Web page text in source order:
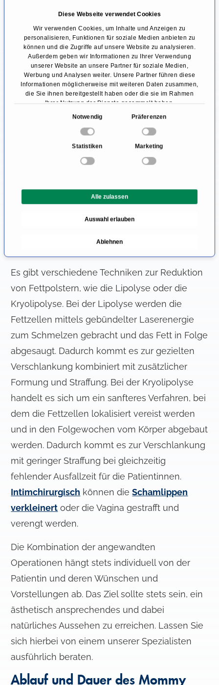
Diese Webseite verwendet Cookies
Wir verwenden Cookies, um Inhalte und Anzeigen zu
personalisieren, Funktionen für soziale Medien anbieten zu
können und die Zugriffe auf unsere Website zu analysieren.
Außerdem geben wir Informationen zu Ihrer Verwendung
unserer Website an unsere Partner für soziale Medien,
Werbung und Analysen weiter. Unsere Partner führen diese
Informationen möglicherweise mit weiteren Daten zusammen,
die Sie ihnen bereitgestellt haben oder die sie im Rahmen
Ihrer Nutzung der Dienste gesammelt haben.
s
s
w
l
Notwendig Präferenzen
Statistiken Marketing
Alle zulassen
Auswahl erlauben
Ablehnen
Endergebnis ist damit meist
zufriedenstellender und langfristig stabiler.
Mommy Makeover
Operationsmethoden
Bei dem Kombinationseingriff des Mommy
Makeovers werden verschiedene
Operationsmethoden kombiniert in
verschiedenen Körperregionen angewandt.
Die häufigsten Prozeduren betreffen die Brust
undFettabsaugung, sowie Oberschenkel und
Gesäß, die mittels gezielter
Es gibt verschiedene Techniken zur Reduktion
von Fettpolstern, wie die Lipolyse oder die
Kryolipolyse. Bei der Lipolyse werden die
Fettzellen mittels gebündelter Laserenergie
zum Schmelzen gebracht und das Fett in Folge
abgesaugt. Dadurch kommt es zur gezielten
Verschlankung kombiniert mit zusätzlicher
Formung und Straffung. Bei der Kryolipolyse
handelt es sich um ein sanfteres Verfahren, bei
dem die Fettzellen lokalisiert vereist werden
und in den Folgewochen vom Körper abgebaut
werden. Dadurch kommt es zur Verschlankung
mit geringer Straffung bei gleichzeitig
fehlender Ausfallzeit für die Patientinnen.
Intimchirurgisch können dieSchamlippen
verkleinert oder die Vagina gestrafft und
verengt werden.
Die Kombination der angewandten
Operationen hängt stets individuell von der
Patientin und deren Wünschen und
Vorstellungen ab. Das Ziel sollte stets sein, ein
ästhetisch ansprechendes und dabei
natürliches Aussehen zu erreichen. Lassen Sie
sich hierbei von einem unserer Spezialisten
ausführlich beraten.
Ablauf und Dauer des Mommy